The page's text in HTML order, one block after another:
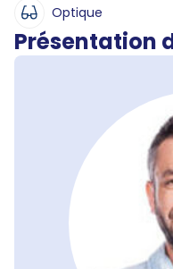
Optique
Présentation